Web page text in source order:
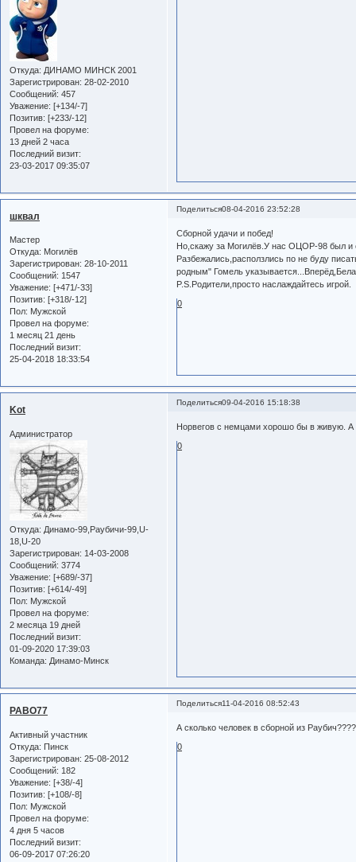
Откуда: ДИНАМО МИНСК 2001
Зарегистрирован: 28-02-2010
Сообщений: 457
Уважение: [+134/-7]
Позитив: [+233/-12]
Провел на форуме:
13 дней 2 часа
Последний визит:
23-03-2017 09:35:07
Поделиться08-04-2016 23:52:28
шквал
Мастер
Откуда: Могилёв
Зарегистрирован: 28-10-2011
Сообщений: 1547
Уважение: [+471/-33]
Позитив: [+318/-12]
Пол: Мужской
Провел на форуме:
1 месяц 21 день
Последний визит:
25-04-2018 18:33:54
Сборной удачи и побед!
Но,скажу за Могилёв.У нас ОЦОР-98 был и
Разбежались,расползлись по не буду
родным" Гомель
P.S.Родители,просто наслаждайтесь игрой.
0
Поделиться09-04-2016 15:18:38
Kot
Администратор
Откуда: Динамо-99,Раубичи-99,U-
18,U-20
Зарегистрирован: 14-03-2008
Сообщений: 3774
Уважение: [+689/-37]
Позитив: [+614/-49]
Пол: Мужской
Провел на форуме:
2 месяца 19 дней
Последний визит:
01-09-2020 17:39:03
Команда: Динамо-Минск
Норвегов с немцами хорошо бы в живую. А
0
Поделиться11-04-2016 08:52:43
PABO77
Активный участник
Откуда: Пинск
Зарегистрирован: 25-08-2012
Сообщений: 182
Уважение: [+38/-4]
Позитив: [+108/-8]
Пол: Мужской
Провел на форуме:
4 дня 5 часов
Последний визит:
06-09-2017 07:26:20
А сколько человек в сборной из
0